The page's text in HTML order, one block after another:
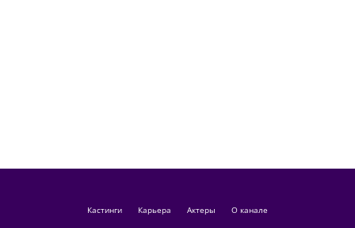
кастинги Карьера актеры О канале